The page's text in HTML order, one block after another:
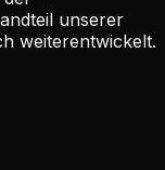
unserer
weiterentwickelt.